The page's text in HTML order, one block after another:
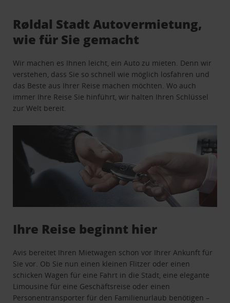
Røldal Stadt Autovermietung,
wie für Sie gemacht
Wir machen es Ihnen leicht, ein Auto zu mieten. Denn wir
verstehen, dass Sie so schnell wie möglich losfahren und
das Beste aus Ihrer Reise machen möchten. Wo auch
immer Ihre Reise Sie hinführt, wir halten Ihren Schlüssel
zur Welt bereit.
Ihre Reise beginnt hier
Avis bereitet Ihren Mietwagen schon vor Ihrer Ankunft für
Sie vor. Ob Sie nun einen kleinen Flitzer oder einen
schicken Wagen für eine Fahrt in die Stadt, eine elegante
Limousine für eine Geschäftsreise oder einen
Personentransporter für den Familienurlaub benötigen –